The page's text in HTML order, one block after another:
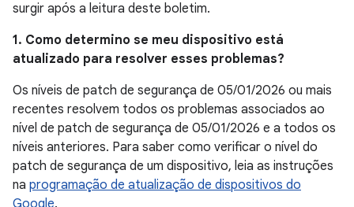
surgir após a leitura deste boletim.
1. Como determino se meu dispositivo está
atualizado para resolver esses problemas?
Os níveis de patch de segurança de 05/01/2026 ou mais
recentes resolvem todos os problemas associados ao
nível de patch de segurança de 05/01/2026 e a todos os
níveis anteriores. Para saber como verificar o nível do
patch de segurança de um dispositivo, leia as instruções
na programação de atualização de dispositivos do
Google.